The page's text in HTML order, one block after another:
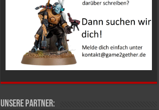
Unsere Partner: